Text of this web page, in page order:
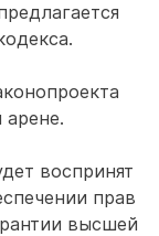
воспринят
прав
высшей